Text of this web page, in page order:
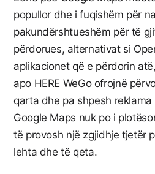
popullor dhe i fuqishëm për
pakundërshtueshëm për të
përdorues, alternativat si
aplikacionet që e përdorin
apo HERE WeGo ofrojnë
qarta dhe pa shpesh
Google Maps nuk po i
të provosh një zgjidhje tjetër
lehta dhe të qeta.